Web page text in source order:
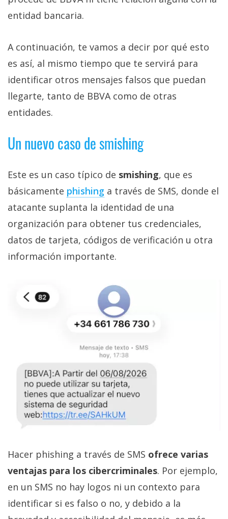
entidad bancaria.
A continuación, te vamos a decir por qué esto
es así, al mismo tiempo que te servirá para
identificar otros mensajes falsos que puedan
llegarte, tanto de BBVA como de otras
entidades.
Un nuevo caso de smishing
Este es un caso típico de smishing, que es
básicamente phishing‎ a través de SMS, donde el
atacante suplanta la identidad de una
organización para obtener tus credenciales,
datos de tarjeta, códigos de verificación u otra
información importante.
Hacer phishing a través de SMS ofrece varias
ventajas para los cibercriminales. Por ejemplo,
en un SMS no hay logos ni un contexto para
identificar si es falso o no, y debido a la